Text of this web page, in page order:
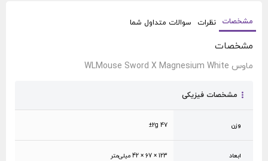
مشخصات نظرات سوالات متداول شما
مشخصات
ماوس WLMouse Sword X Magnesium White
مشخصات فیزیکی
وزن 47 ±2g
ابعاد 123 × 67 × 42 میلی‌متر